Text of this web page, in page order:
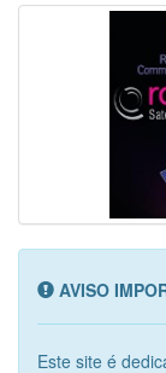
AVISO
Este site é